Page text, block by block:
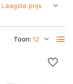
Toon: